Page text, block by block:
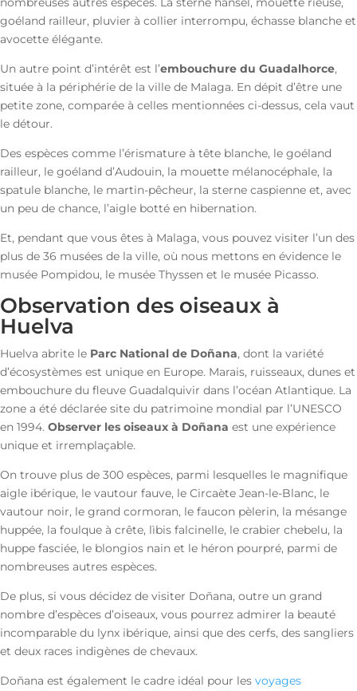
goéland railleur, pluvier à collier interrompu, échasse blanche et
avocette élégante.
Un autre point d’intérêt est l’embouchure du Guadalhorce,
située à la périphérie de la ville de Malaga. En dépit d’être une
petite zone, comparée à celles mentionnées ci-dessus, cela vaut
le détour.
Des espèces comme l’érismature à tête blanche, le goéland
railleur, le goéland d’Audouin, la mouette mélanocéphale, la
spatule blanche, le martin-pêcheur, la sterne caspienne et, avec
un peu de chance, l’aigle botté en hibernation.
Et, pendant que vous êtes à Malaga, vous pouvez visiter l’un des
plus de 36 musées de la ville, où nous mettons en évidence le
musée Pompidou, le musée Thyssen et le musée Picasso.
Observation des oiseaux à
Huelva
Huelva abrite le Parc National de Doñana, dont la variété
d’écosystèmes est unique en Europe. Marais, ruisseaux, dunes et
embouchure du fleuve Guadalquivir dans l’océan Atlantique. La
zone a été déclarée site du patrimoine mondial par l’UNESCO
en 1994. Observer les oiseaux à Doñana est une expérience
unique et irremplaçable.
On trouve plus de 300 espèces, parmi lesquelles le magnifique
aigle ibérique, le vautour fauve, le Circaète Jean-le-Blanc, le
vautour noir, le grand cormoran, le faucon pèlerin, la mésange
huppée, la foulque à crête, lìbis falcinelle, le crabier chebelu, la
huppe fasciée, le blongios nain et le héron pourpré, parmi de
nombreuses autres espèces.
De plus, si vous décidez de visiter Doñana, outre un grand
nombre d’espèces d’oiseaux, vous pourrez admirer la beauté
incomparable du lynx ibérique, ainsi que des cerfs, des sangliers
et deux races indigènes de chevaux.
Doñana est également le cadre idéal pour les voyages